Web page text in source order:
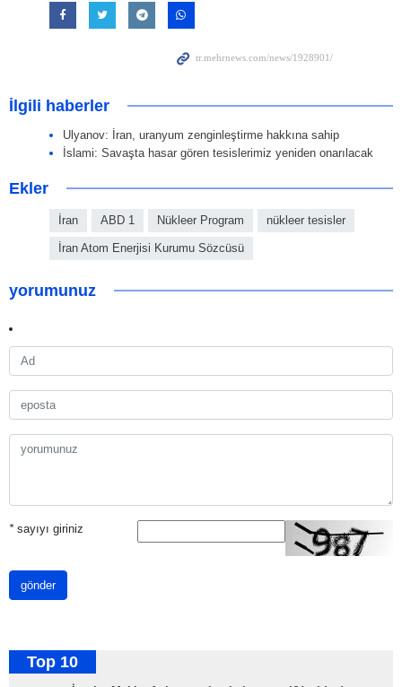
İlgili haberler
Ulyanov: İran, uranyum zenginleştirme hakkına sahip
İslami: Savaşta hasar gören tesislerimiz yeniden onarılacak
Ekler
İran ABD 1 Nükleer Program nükleer tesisler
İran Atom Enerjisi Kurumu Sözcüsü
yorumunuz
*sayıyı giriniz
gönder
Top 10